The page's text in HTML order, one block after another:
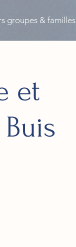
groupes & familles
et